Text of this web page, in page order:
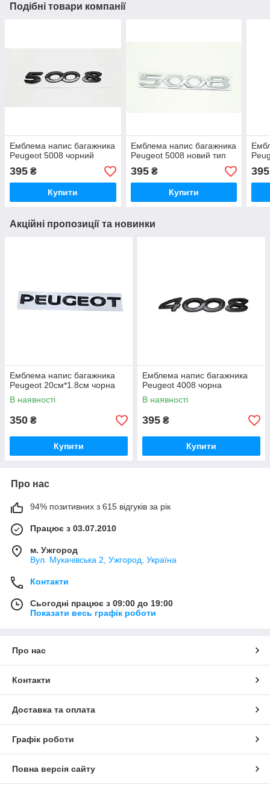
Подібні товари компанії
Емблема напис багажника
Peugeot 5008 чорний
395 ₴
Купити
Емблема напис багажника
Peugeot 5008 новий тип
395₴
Купити
395
Акційні пропозиції та новинки
Емблема напис багажника
Peugeot 20см*1.8см чорна
В наявності
350 ₴
Купити
Емблема напис багажника
Peugeot 4008 чорна
В наявності
395 ₴
Купити
Про нас
94% позитивних з 615 відгуків за рік
Працює з 03.07.2010
м. Ужгород
Вул. Мукачівська 2, Ужгород, Україна
Контакти
Сьогодні працює з 09:00 до 19:00
Показати весь графік роботи
Про нас
Контакти
Доставка та оплата
Графік роботи
Повна версія сайту